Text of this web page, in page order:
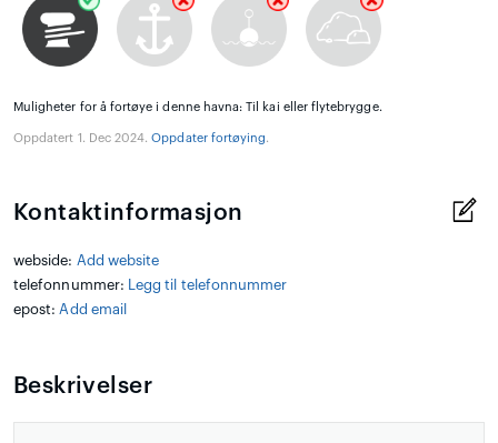
Muligheter for å fortøye i denne havna: Til kai eller flytebrygge.
Oppdatert 1. Dec 2024.Oppdater fortøying.
Kontaktinformasjon
webside: Add website
telefonnummer:
Legg til telefonnummer
epost: Add email
Beskrivelser